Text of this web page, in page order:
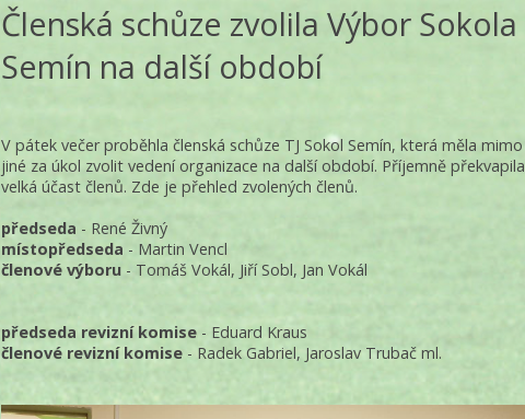
Členská schůze zvolila Výbor Sokola
Semín na další období
V pátek večer proběhla členská schůze TJ Sokol Semín, která měla mimo
jiné za úkol zvolit vedení organizace na další období. Příjemně překvapila
velká účast členů. Zde je přehled zvolených členů.
předseda - René Živný
místopředseda - Martin Vencl
členové výboru - Tomáš Vokál, Jiří Sobl, Jan Vokál
předseda revizní komise - Eduard Kraus
členové revizní komise - Radek Gabriel, Jaroslav Trubač ml.